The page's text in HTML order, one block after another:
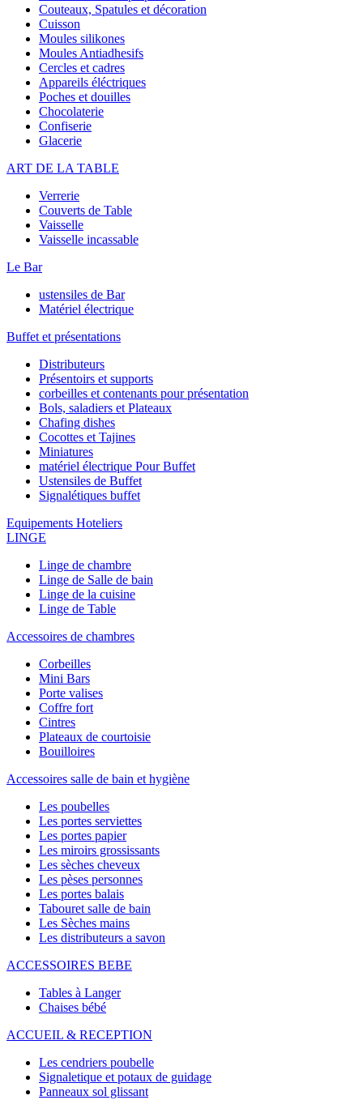
Couteaux, Spatules et décoration
Cuisson
Moules silikones
Moules Antiadhesifs
Cercles et cadres
Appareils éléctriques
Poches et douilles
Chocolaterie
Confiserie
Glacerie
ART DE LA TABLE
Verrerie
Couverts de Table
Vaisselle
Vaisselle incassable
Le Bar
ustensiles de Bar
Matériel électrique
Buffet et présentations
Distributeurs
Présentoirs et supports
corbeilles et contenants pour présentation
Bols, saladiers et Plateaux
Chafing dishes
Cocottes et Tajines
Miniatures
matériel électrique Pour Buffet
Ustensiles de Buffet
Signalétiques buffet
Equipements Hoteliers
LINGE
Linge de chambre
Linge de Salle de bain
Linge de la cuisine
Linge de Table
Accessoires de chambres
Corbeilles
Mini Bars
Porte valises
Coffre fort
Cintres
Plateaux de courtoisie
Bouilloires
Accessoires salle de bain et hygiène
Les poubelles
Les portes serviettes
Les portes papier
Les miroirs grossissants
Les sèches cheveux
Les pèses personnes
Les portes balais
Tabouret salle de bain
Les Sèches mains
Les distributeurs a savon
ACCESSOIRES BEBE
Tables à Langer
Chaises bébé
ACCUEIL & RECEPTION
Les cendriers poubelle
Signaletique et potaux de guidage
Panneaux sol glissant